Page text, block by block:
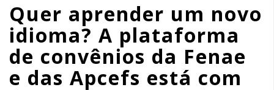
da
Fenae
e
Quer aprender um novo
idioma? A plataforma
de convênios da Fenae
e das Apcefs está com